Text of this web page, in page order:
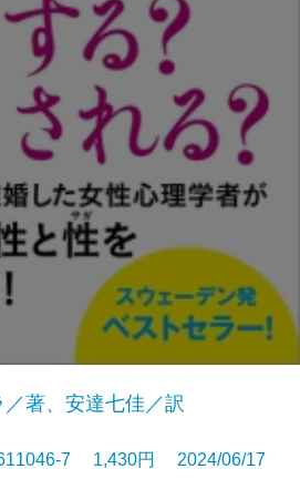
著、安達七佳／訳
7 1,430円 2024/06/17